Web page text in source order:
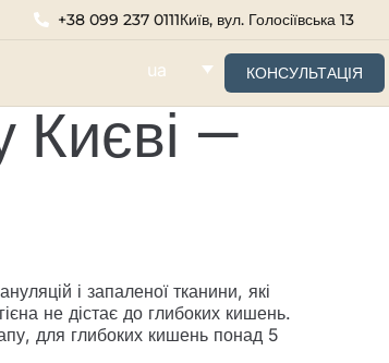
+38 099 237 0111Київ, вул. Голосіївська 13
ua КОНСУЛЬТАЦІЯ
Києві —
і запаленої тканини, які
не дістає до глибоких кишень.
для глибоких кишень понад 5